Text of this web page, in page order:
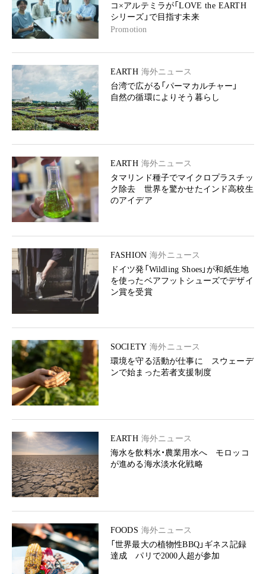
コ×アルテミラが「LOVE the EARTH
シリーズ」で目指す未来
Promotion
EARTH 海外ニュース
台湾で広がる「パーマカルチャー」
自然の循環によりそう暮らし
EARTH 海外ニュース
タマリンド種子でマイクロプラスチッ
ク除去 世界を驚かせたインド高校生
のアイデア
FASHION 海外ニュース
ドイツ発「Wildling Shoes」が和紙生地
を使ったベアフットシューズでデザイ
ン賞を受賞
SOCIETY 海外ニュース
環境を守る活動が仕事に スウェーデ
ンで始まった若者支援制度
EARTH 海外ニュース
海水を飲料水・農業用水へ モロッコ
が進める海水淡水化戦略
FOODS 海外ニュース
「世界最大の植物性BBQ」ギネス記録
達成 パリで2000人超が参加